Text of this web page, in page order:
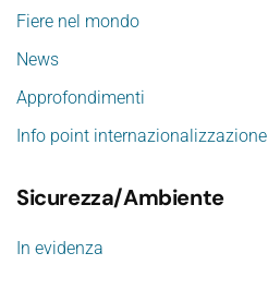
Fiere nel mondo
News
Approfondimenti
Info point internazionalizzazione
Sicurezza/Ambiente
In evidenza